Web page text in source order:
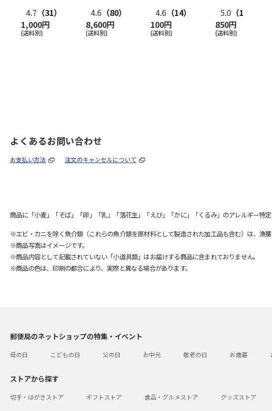
4.7 （31）
1,000円
(送料別)
4.6 （80）
8,600円
(送料別)
4.6 （14）
100円
(送料別)
5.0 （10）
850円
(送料別)
よくあるお問い合わせ
お支払い方法 注文のキャンセルについて
商品に「小麦」「そば」「卵」「乳」「落花生」「えび」「かに」「くるみ」のアレルギー特
※エビ・カニを除く魚介類（これらの魚介類を原材料として製造された加工品も含む）は、漁
※商品写真はイメージです。
※商品内容として記載されていない「小道具類」はお届けする商品に含まれておりません。
※商品の色は、印刷の都合により、実際と異なる場合があります。
郵便局のネットショップの特集・イベント
母の日 こどもの日 父の日 お中元 敬老の日 お歳暮
ストアから探す
切手・はがきストア ギフトストア 食品・グルメストア グッズストア